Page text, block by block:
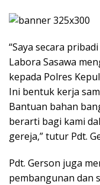
“Saya secara
Labora Sasawa
kepada Polres
Ini bentuk kerja
Bantuan bahan
berarti bagi kami
gereja,” tutur Pdt.
Pdt. Gerson juga
pembangunan dan